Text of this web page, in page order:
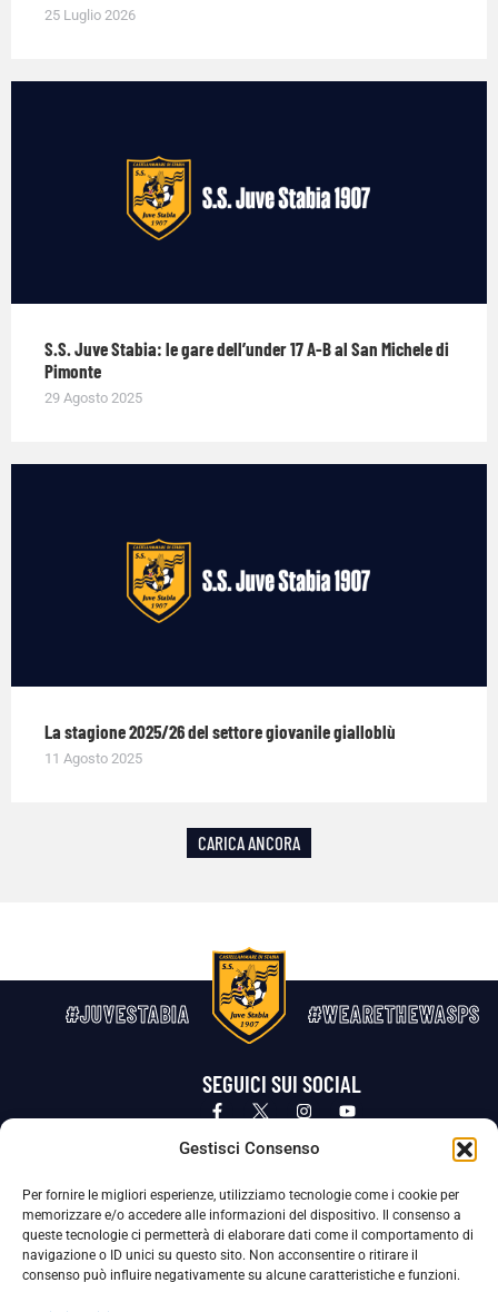
Gestisci Consenso
Per fornire le migliori esperienze, utilizziamo tecnologie come i cookie per
memorizzare e/o accedere alle informazioni del dispositivo. Il consenso a
queste tecnologie ci permetterà di elaborare dati come il comportamento di
navigazione o ID unici su questo sito. Non acconsentire o ritirare il
consenso può influire negativamente su alcune caratteristiche e funzioni.
25 Luglio 2026
S.S. Juve Stabia: le gare dell’under 17 A-B al San Michele di
Pimonte
29 Agosto 2025
La stagione 2025/26 del settore giovanile gialloblù
11 Agosto 2025
CARICA ANCORA
#JUVESTABIA #WEARETHEWASPS
SEGUICI SUI SOCIAL
Privacy Policy Cookie Policy
La Società ha nominato il Responsabile della Protezione dei Dati Personali (DPO), figura specializzata che vigila sulle modalità
adottate dalla nostra Società per tutelare i Suoi dati personali.
Per contattare il DPO può scrivere a